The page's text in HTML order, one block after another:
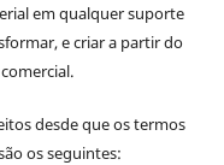
em qualquer suporte
e criar a partir do
desde que os termos
os seguintes: